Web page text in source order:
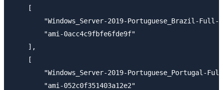
    [
"Windows_Server-2019-Portuguese_Brazil-Full-
        "ami-0acc4c9fbfe6fde9f"
    ],
    [
"Windows_Server-2019-Portuguese_Portugal-
        "ami-052c0f351403a12e2"